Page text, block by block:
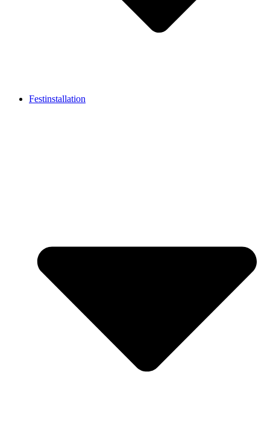
Festinstallation